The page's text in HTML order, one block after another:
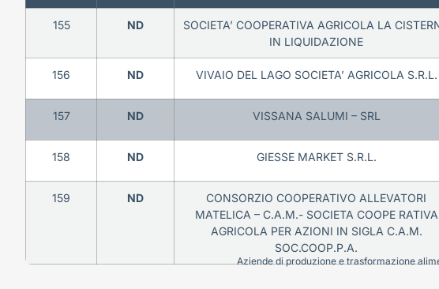
155 ND
SOCIETA’ COOPERATIVA AGRICOLA LA
IN LIQUIDAZIONE
156 ND VIVAIO DEL LAGO SOCIETA’ AGRICOLA S.R.L.
157 ND VISSANA SALUMI – SRL
158 ND GIESSE MARKET S.R.L.
159 ND
CONSORZIO COOPERATIVO ALLEVATORI
MATELICA – C.A.M.- SOCIETA COOPE RATIVA
AGRICOLA PER AZIONI IN SIGLA C.A.M.
SOC.COOP.P.A.
Aziende di produzione e trasformazione